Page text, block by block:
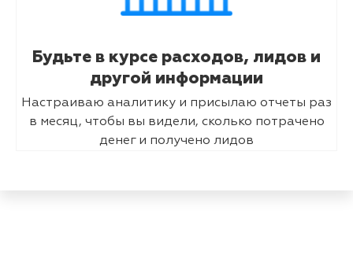
Будьте в курсе расходов, лидов и
другой информации
Настраиваю аналитику и присылаю отчеты раз
в месяц, чтобы вы видели, сколько потрачено
денег и получено лидов